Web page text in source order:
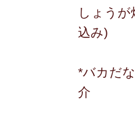
しょうが
込み)
*バカだ
介